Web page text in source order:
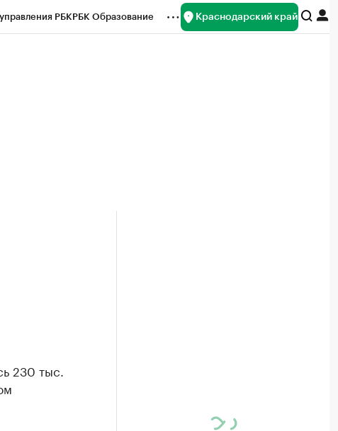
РБКРБК Образование Краснодарский край
230 тыс.